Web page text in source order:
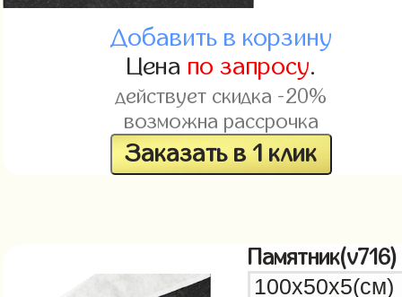
Добавить в корзину
Цена по запросу.
действует скидка -20%
возможна рассрочка
Заказать в 1 клик
Памятник(v716)